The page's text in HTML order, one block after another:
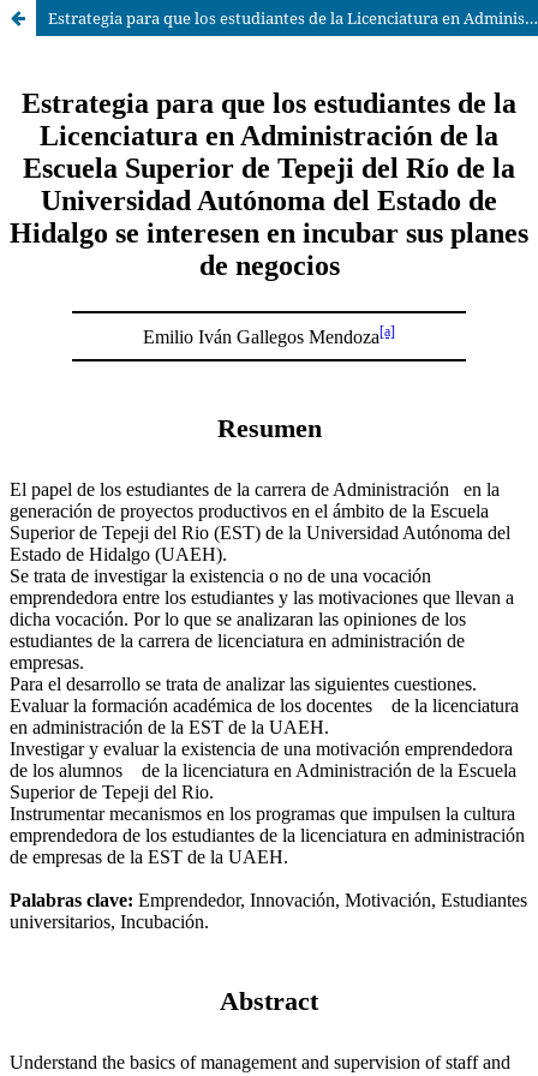
Estrategia para que los estudiantes de la Licenciatura en Administración de la Escuela Superior de Tepeji del Río de la Universidad Autónoma del Estado de Hidalgo se interesen en incubar sus planes de negocios